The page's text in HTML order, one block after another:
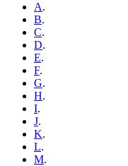
A.
B.
C.
D.
E.
F.
G.
H.
I.
J.
K.
L.
M.